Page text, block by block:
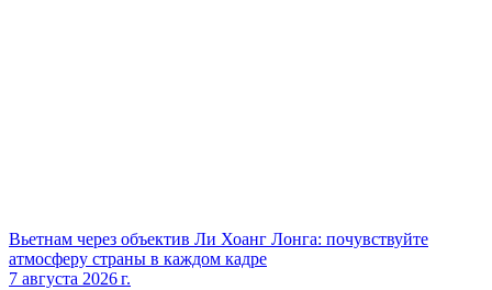
Вьетнам через объектив Ли Хоанг Лонга: почувствуйте
атмосферу страны в каждом кадре
7 августа 2026 г.